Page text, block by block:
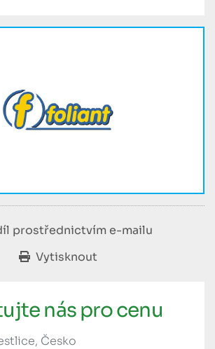
prostřednictvím e-mailu
Vytisknout
nás pro cenu
Česko